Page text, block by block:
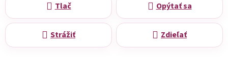
Tlač Opýtať sa
Strážiť Zdieľať